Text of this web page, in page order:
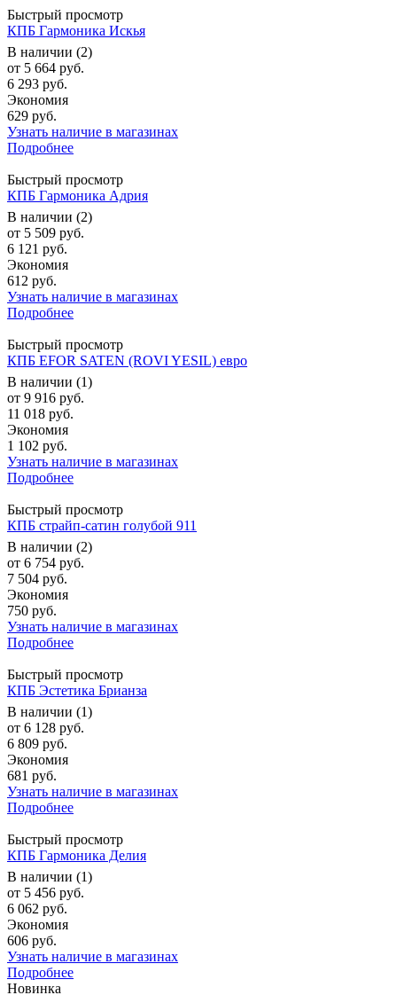
Быстрый просмотр
КПБ Гармоника Искья
В наличии (2)
от 5 664 руб.
6 293 руб.
Экономия
629 руб.
Узнать наличие в магазинах
Подробнее
Быстрый просмотр
КПБ Гармоника Адрия
В наличии (2)
от 5 509 руб.
6 121 руб.
Экономия
612 руб.
Узнать наличие в магазинах
Подробнее
Быстрый просмотр
КПБ EFOR SATEN (ROVI YESIL) евро
В наличии (1)
от 9 916 руб.
11 018 руб.
Экономия
1 102 руб.
Узнать наличие в магазинах
Подробнее
Быстрый просмотр
КПБ страйп-сатин голубой 911
В наличии (2)
от 6 754 руб.
7 504 руб.
Экономия
750 руб.
Узнать наличие в магазинах
Подробнее
Быстрый просмотр
КПБ Эстетика Брианза
В наличии (1)
от 6 128 руб.
6 809 руб.
Экономия
681 руб.
Узнать наличие в магазинах
Подробнее
Быстрый просмотр
КПБ Гармоника Делия
В наличии (1)
от 5 456 руб.
6 062 руб.
Экономия
606 руб.
Узнать наличие в магазинах
Подробнее
Новинка